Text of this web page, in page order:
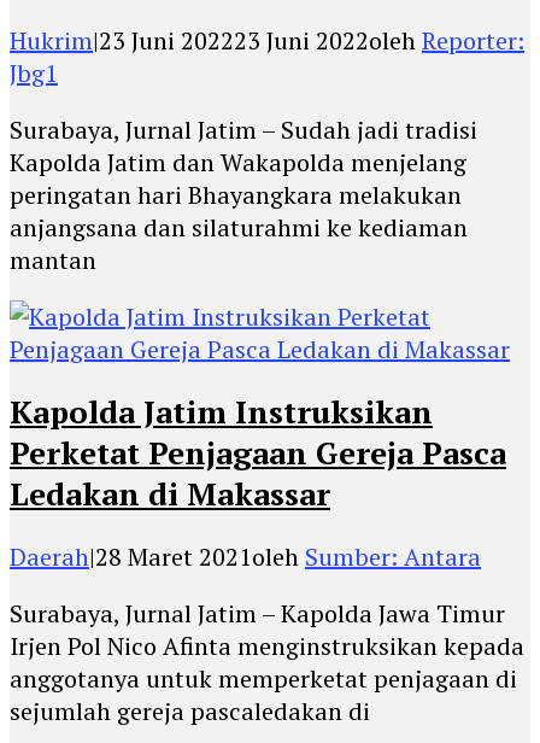
Hukrim|23 Juni 202223 Juni 2022olehReporter:
Jbg1
Surabaya, Jurnal Jatim – Sudah jadi tradisi
Kapolda Jatim dan Wakapolda menjelang
peringatan hari Bhayangkara melakukan
anjangsana dan silaturahmi ke kediaman
mantan
Kapolda Jatim Instruksikan
Perketat Penjagaan Gereja Pasca
Ledakan di Makassar
Daerah|28 Maret 2021oleh Sumber: Antara
Surabaya, Jurnal Jatim – Kapolda Jawa Timur
Irjen Pol Nico Afinta menginstruksikan kepada
anggotanya untuk memperketat penjagaan di
sejumlah gereja pascaledakan di